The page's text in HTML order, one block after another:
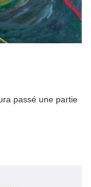
passé une partie